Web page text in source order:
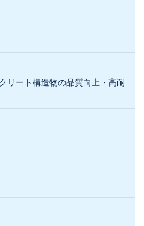
リート構造物の品質向上・高耐